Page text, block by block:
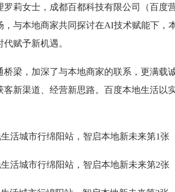
莉女士，成都百都科技有限公司（百度
与本地商家共同探讨在AI技术赋能下，
赋予新机遇。
梁，加深了与本地商家的联系，更满载
新渠道、经营新思路。百度本地生活以